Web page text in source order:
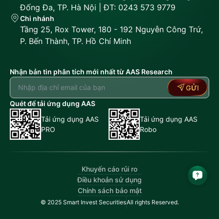
Đống Đa, TP. Hà Nội | ĐT: 0243 573 9779
Chi nhánh
Tầng 25, Rox Tower, 180 - 192 Nguyễn Công Trứ,
P. Bến Thành, TP. Hồ Chí Minh
Nhận bản tin phân tích mới nhất từ AAS Research
GỬI
Quét để tải ứng dụng AAS
Tải ứng dụng AAS
PRO
Tải ứng dụng AAS
Robo
Khuyến cáo rủi ro
Điều khoản sử dụng
Chính sách bảo mật
© 2025 Smart Invest SecuritiesAll rights Reserved.